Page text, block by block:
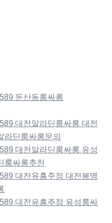
둔산동룸싸롱
대전알라딘룸싸롱 대전
라딘룸싸롱문의
대전알라딘룸싸롱 유성
룸싸롱추천
대전유흥주점 대전봉명
대전유흥주점 유성룸싸